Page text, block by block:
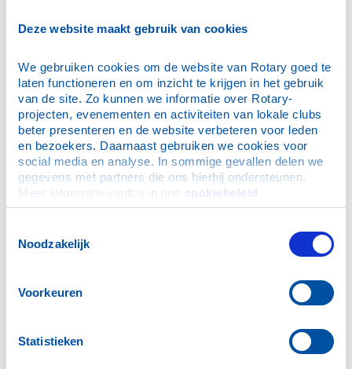
Deze website maakt gebruik van cookies
We gebruiken cookies om de website van Rotary goed te
laten functioneren en om inzicht te krijgen in het gebruik
van de site. Zo kunnen we informatie over Rotary-
projecten, evenementen en activiteiten van lokale clubs
beter presenteren en de website verbeteren voor leden
en bezoekers. Daarnaast gebruiken we cookies voor
social media en analyse. In sommige gevallen delen we
gegevens met partners die ons hierbij ondersteunen.
Meer informatie vindt u in ons cookiebeleid
Noodzakelijk
Voorkeuren
Statistieken
RONALD MCDONALD (JAN '25)
Ronald McDonald (jan '25)
PRAKTISCHE INFORMATIE
Bijeenkomst
De Houttuinen